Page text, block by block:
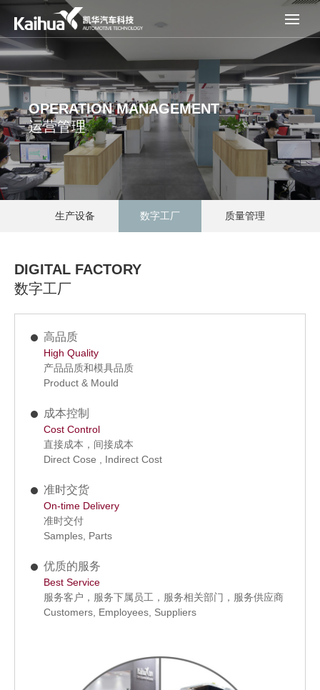
OPERATION MANAGEMENT
运营管理
生产设备 数字工厂 质量管理
DIGITAL FACTORY
数字工厂
高品质
High Quality
产品品质和模具品质
Product & Mould
成本控制
Cost Control
直接成本，间接成本
Direct Cose , Indirect Cost
准时交货
On-time Delivery
准时交付
Samples, Parts
优质的服务
Best Service
服务客户，服务下属员工，服务相关部门，服务供应商
Customers, Employees, Suppliers